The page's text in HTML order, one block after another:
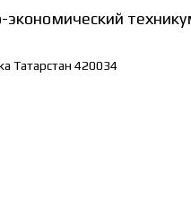
Татарстан 420034